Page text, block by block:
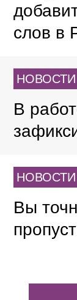
слов в
НОВОСТИ
В
НОВОСТИ
Вы